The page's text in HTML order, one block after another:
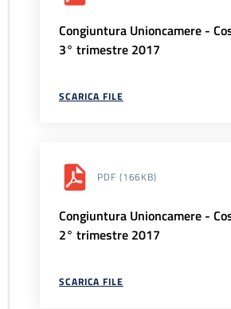
Congiuntura Unioncamere -
3° trimestre 2017
SCARICA FILE
PDF (166KB)
Congiuntura Unioncamere -
2° trimestre 2017
SCARICA FILE